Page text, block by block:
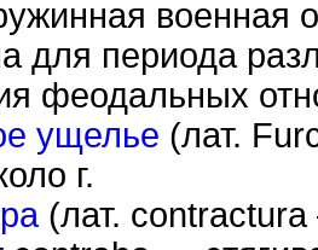
военная
для периода
феодальных
ущелье (лат.
г.
(лат.